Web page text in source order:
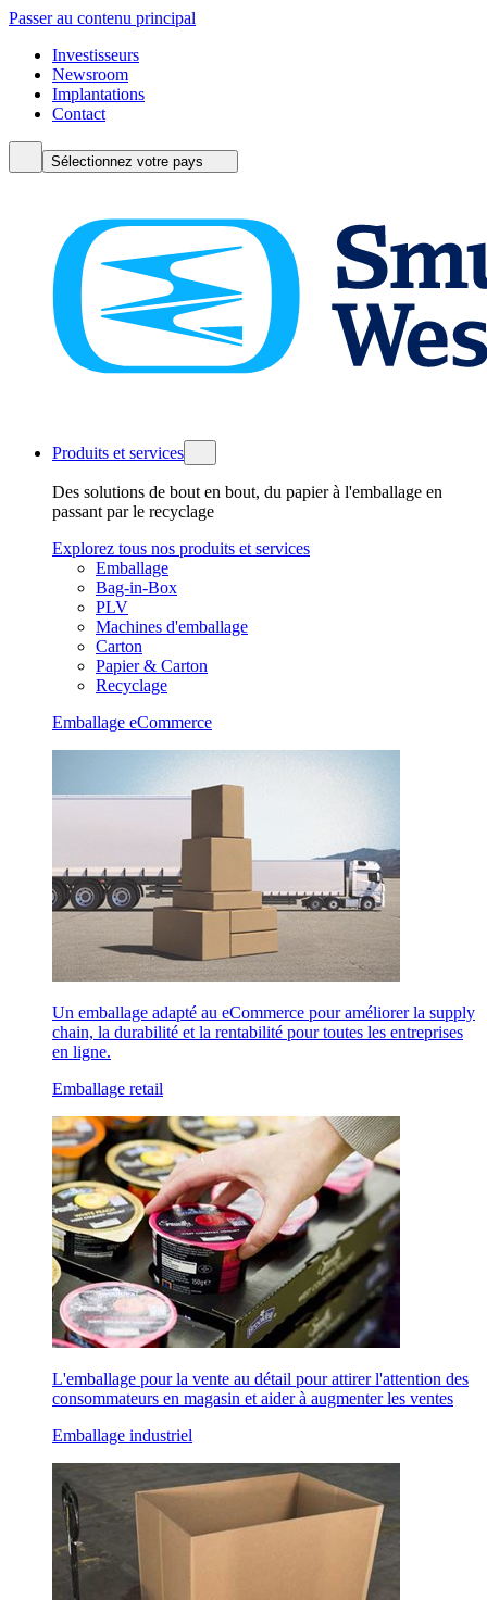
Passer au contenu principal
Investisseurs
Newsroom
Implantations
Contact
Sélectionnez votre pays
Produits et services
Des solutions de bout en bout, du papier à l'emballage en
passant par le recyclage
Explorez tous nos produits et services
Emballage
Bag-in-Box
PLV
Machines d'emballage
Carton
Papier & Carton
Recyclage
Emballage eCommerce
Un emballage adapté au eCommerce pour améliorer la supply
chain, la durabilité et la rentabilité pour toutes les entreprises
en ligne.
Emballage retail
L'emballage pour la vente au détail pour attirer l'attention des
consommateurs en magasin et aider à augmenter les ventes
Emballage industriel